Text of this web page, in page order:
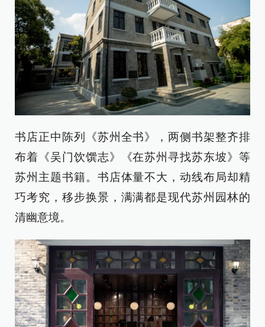
书店正中陈列《苏州全书》，两侧书架整齐排
布着《吴门饮馔志》《在苏州寻找苏东坡》等
苏州主题书籍。书店体量不大，动线布局却精
巧考究，移步换景，满满都是现代苏州园林的
清幽意境。